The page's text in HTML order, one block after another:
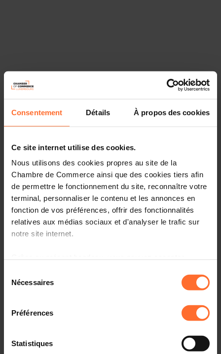
Consentement Détails À propos des cookies
Ce site internet utilise des cookies.
Nous utilisons des cookies propres au site de la
Chambre de Commerce ainsi que des cookies tiers afin
de permettre le fonctionnement du site, reconnaître votre
terminal, personnaliser le contenu et les annonces en
fonction de vos préférences, offrir des fonctionnalités
relatives aux médias sociaux et d'analyser le trafic sur
notre site internet.
à l’exception des cookies strictement nécessaires au
fonctionnement du site. Une description des différents
cookies est accessible sous l’onglet « Détails » ci-
dessus.
Il est précisé que la navigation sur le site et certaines
fonctionnalités (ex : lecture de vidéos, partage sur les
Nécessaires
Préférences
Statistiques